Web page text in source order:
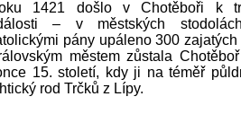
1421 došlo v Chotěboři k
– v městských
pány upáleno 300 zajatých
městem zůstala
15. století, kdy ji na téměř
rod Trčků z Lípy.